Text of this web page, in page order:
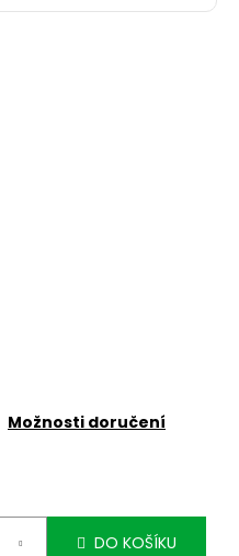
Možnosti doručení
DO KOŠÍKU